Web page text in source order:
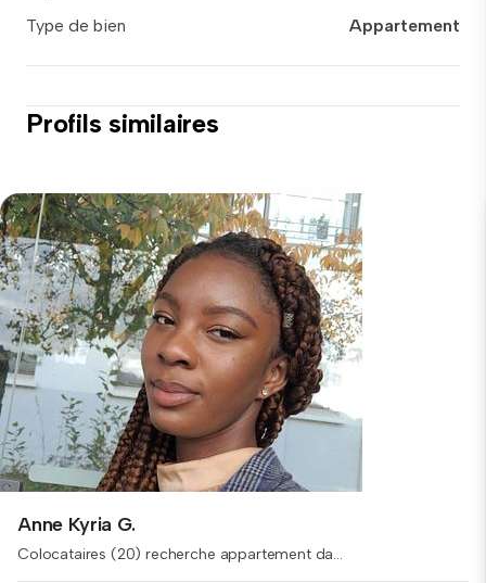
Type de bien
Appartement
Profils similaires
Anne Kyria G.
Colocataires (20) recherche appartement da...